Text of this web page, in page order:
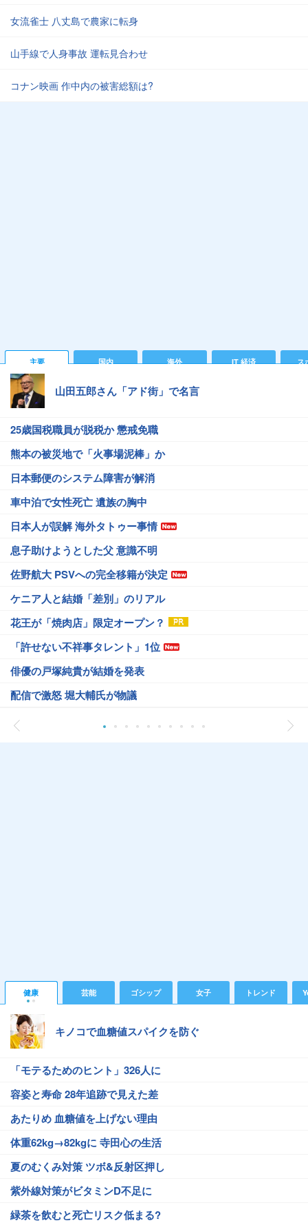
女流雀士 八丈島で農家に転身
山手線で人身事故 運転見合わせ
コナン映画 作中内の被害総額は?
主要 国内 海外 IT 経済 ス
山田五郎さん「アド街」で名言
25歳国税職員が脱税か 懲戒免職
熊本の被災地で「火事場泥棒」か
日本郵便のシステム障害が解消
車中泊で女性死亡 遺族の胸中
日本人が誤解 海外タトゥー事情
息子助けようとした父 意識不明
佐野航大 PSVへの完全移籍が決定
ケニア人と結婚「差別」のリアル
花王が「焼肉店」限定オープン？
「許せない不祥事タレント」1位
俳優の戸塚純貴が結婚を発表
配信で激怒 堀大輔氏が物議
健康 芸能 ゴシップ 女子 トレンド
キノコで血糖値スパイクを防ぐ
「モテるためのヒント」326人に
容姿と寿命 28年追跡で見えた差
あたりめ 血糖値を上げない理由
体重62kg→82kgに 寺田心の生活
夏のむくみ対策 ツボ&反射区押し
紫外線対策がビタミンD不足に
緑茶を飲むと死亡リスク低まる?